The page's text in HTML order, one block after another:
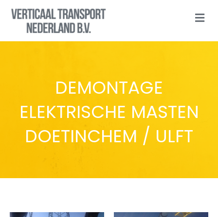
N
A
I
DEMONTAGE
ELEKTRISCHE MASTEN
DOETINCHEM / ULFT